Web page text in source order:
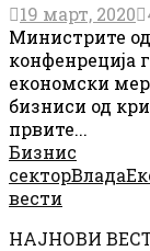
19 март, 2020
Министрите
конфенреција
економски
бизниси од
првите...
Бизнис
секторВлада
вести
НАЈНОВИ